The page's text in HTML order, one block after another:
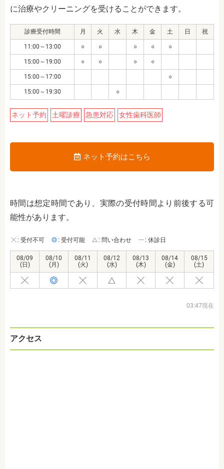
に治療やクリーニングを受けることができます。
診療受付時間 月 火 水 木 金 土 日 祝
11:00～13:00 ○ ○ ○ ○ ○
15:00～19:00 ○ ○ ○ ○
15:00～17:00 ○
15:00～19:30 ○
ネット予約 土曜診療 急患対応 女性歯科医師
ネット予約はこちら
時間は想定時間であり、実際の受付時間より前後する可
能性があります。
: 受付不可 : 受付可能 : 問い合わせ : 休診日
08/09
(日)
08/10
(月)
08/11
(火)
08/12
(水)
08/13
(木)
08/14
(金)
08/15
(土)
03:47現在
アクセス